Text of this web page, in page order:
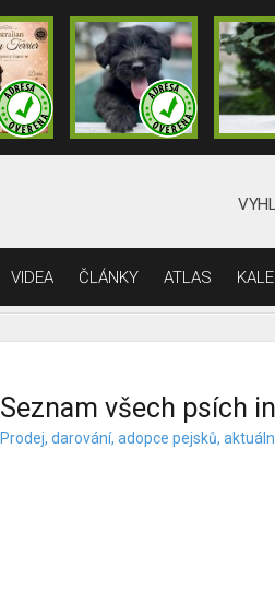
VIDEA ČLÁNKY ATLAS
Seznam všech psích
Prodej, darování, adopce pejsků,